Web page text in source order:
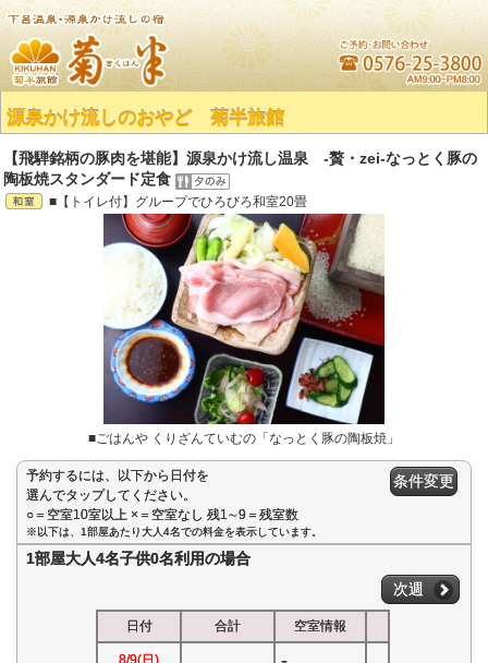
源泉かけ流しのおやど 菊半旅館
【飛騨銘柄の豚肉を堪能】源泉かけ流し温泉 -贅・zei-なっとく豚の
陶板焼スタンダード定食
■【トイレ付】グループでひろびろ和室20畳
■ごはんや くりざんていむの「なっとく豚の陶板焼」
予約するには、以下から日付を
選んでタップしてください。
○＝空室10室以上 ×＝空室なし 残1∼9＝残室数
条件変更
※以下は、1部屋あたり大人4名での料金を表示しています。
1部屋大人4名子供0名利用の場合
次週
日付 合計 空室情報